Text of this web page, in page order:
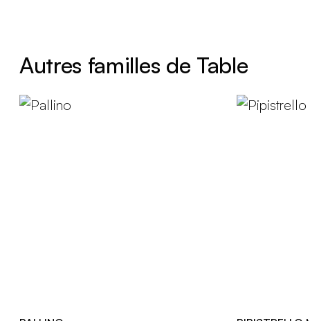
Autres familles de Table